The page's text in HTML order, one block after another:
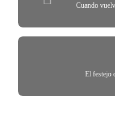
Cuando
El festejo